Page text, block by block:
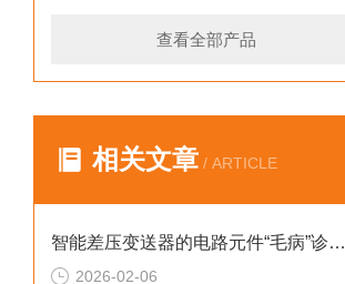
查看全部产品
相关文章 / ARTICLE
智能差压变送器的电路元件“毛病”诊断综述
2026-02-06